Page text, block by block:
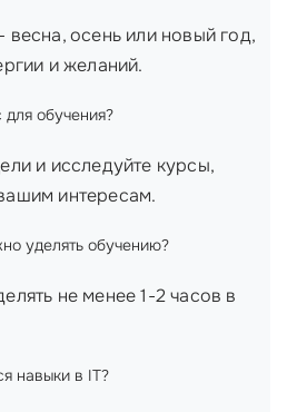
осень или новый год,
и желаний.
обучения?
и исследуйте курсы,
интересам.
уделять обучению?
не менее 1-2 часов в
навыки в IT?